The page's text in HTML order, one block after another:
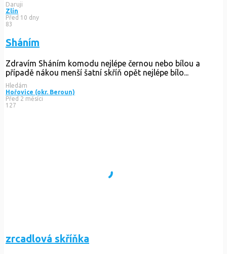
Daruji
Zlín
Před 10 dny
83
Sháním
Zdravím Sháním komodu nejlépe černou nebo bílou a
případě nákou menší šatní skříň opět nejlépe bílo...
Hledám
Hořovice (okr. Beroun)
Před 2 měsíci
127
zrcadlová skříňka